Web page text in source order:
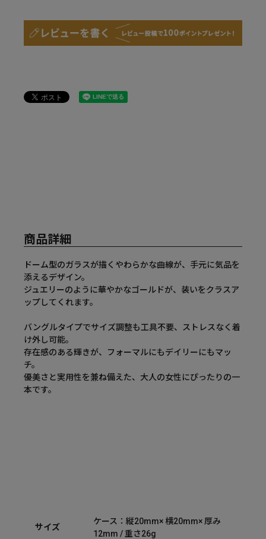
商品詳細
ドーム型のガラスが描くやわらかな曲線が、手元に気品を
添えるデザイン。
ジュエリーのように華やかなゴールドが、装いをクラスア
ップしてくれます。
バングルタイプでサイズ調整も工具不要、ストレスなく着
け外し可能。
存在感のある輝きが、フォーマルにもデイリーにもマッ
チ。
優美さと実用性を兼ね備えた、大人の女性にぴったりの一
本です。
サイズ
ケース：縦20mm× 横20mm× 厚み
12mm / 重さ26g